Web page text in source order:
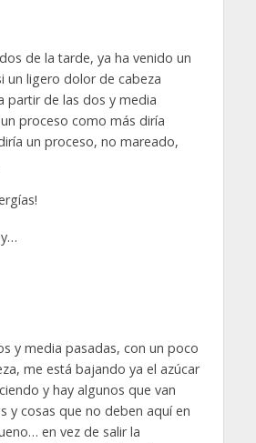
de la tarde, ya ha venido un
un ligero dolor de cabeza
partir de las dos y media
proceso como más diría
un proceso, no mareado,
y media pasadas, con un poco
me está bajando ya el azúcar
y hay algunos que van
y cosas que no deben aquí en
en vez de salir la